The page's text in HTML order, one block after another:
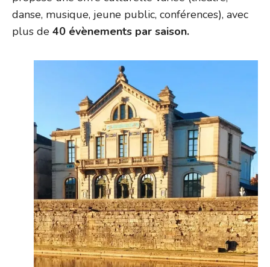
danse, musique, jeune public, conférences), avec
plus de 40 évènements par saison.